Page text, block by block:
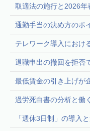
取適法の施行と2026年
通勤手当の決め方のポ
テレワーク導入におけ
退職申出の撤回を拒否
最低賃金の引き上げが
過労死白書の分析と働
「週休3日制」の導入